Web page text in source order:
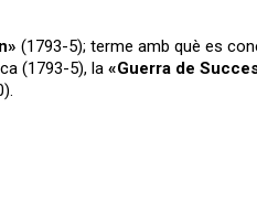
(1793-5); terme amb què es
(1793-5), la «Guerra de